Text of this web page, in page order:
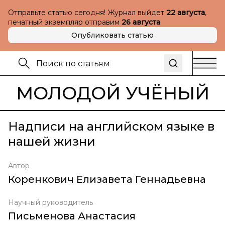
Отправьте статью сегодня! Журнал выйдет 22 августа,
печатный экземпляр отправим 26 августа
Опубликовать статью
МОЛОДОЙ УЧЁНЫЙ
Надписи на английском языке в
нашей жизни
Автор
Коренкович Елизавета Геннадьевна
Научный руководитель
Письменова Анастасия